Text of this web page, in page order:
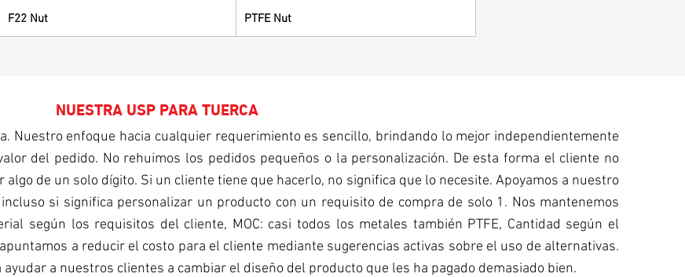
F22 Nut PTFE Nut
NUESTRA USP PARA TUERCA
Nuestro enfoque hacia cualquier requerimiento es sencillo, brindando lo mejor independientemente
del pedido. No rehuimos los pedidos pequeños o la personalización. De esta forma el cliente no
de un solo dígito. Si un cliente tiene que hacerlo, no significa que lo necesite. Apoyamos a nuestro
si significa personalizar un producto con un requisito de compra de solo 1. Nos mantenemos
según los requisitos del cliente, MOC: casi todos los metales también PTFE, Cantidad según el
a reducir el costo para el cliente mediante sugerencias activas sobre el uso de alternativas.
a nuestros clientes a cambiar el diseño del producto que les ha pagado demasiado bien.